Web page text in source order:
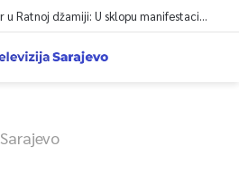
Dova za domovinu i zikir u Ratnoj džamiji: U sklopu manifestacije „Odbrana BiH – Igman 2026“ odana počast herojima
Sarajevo